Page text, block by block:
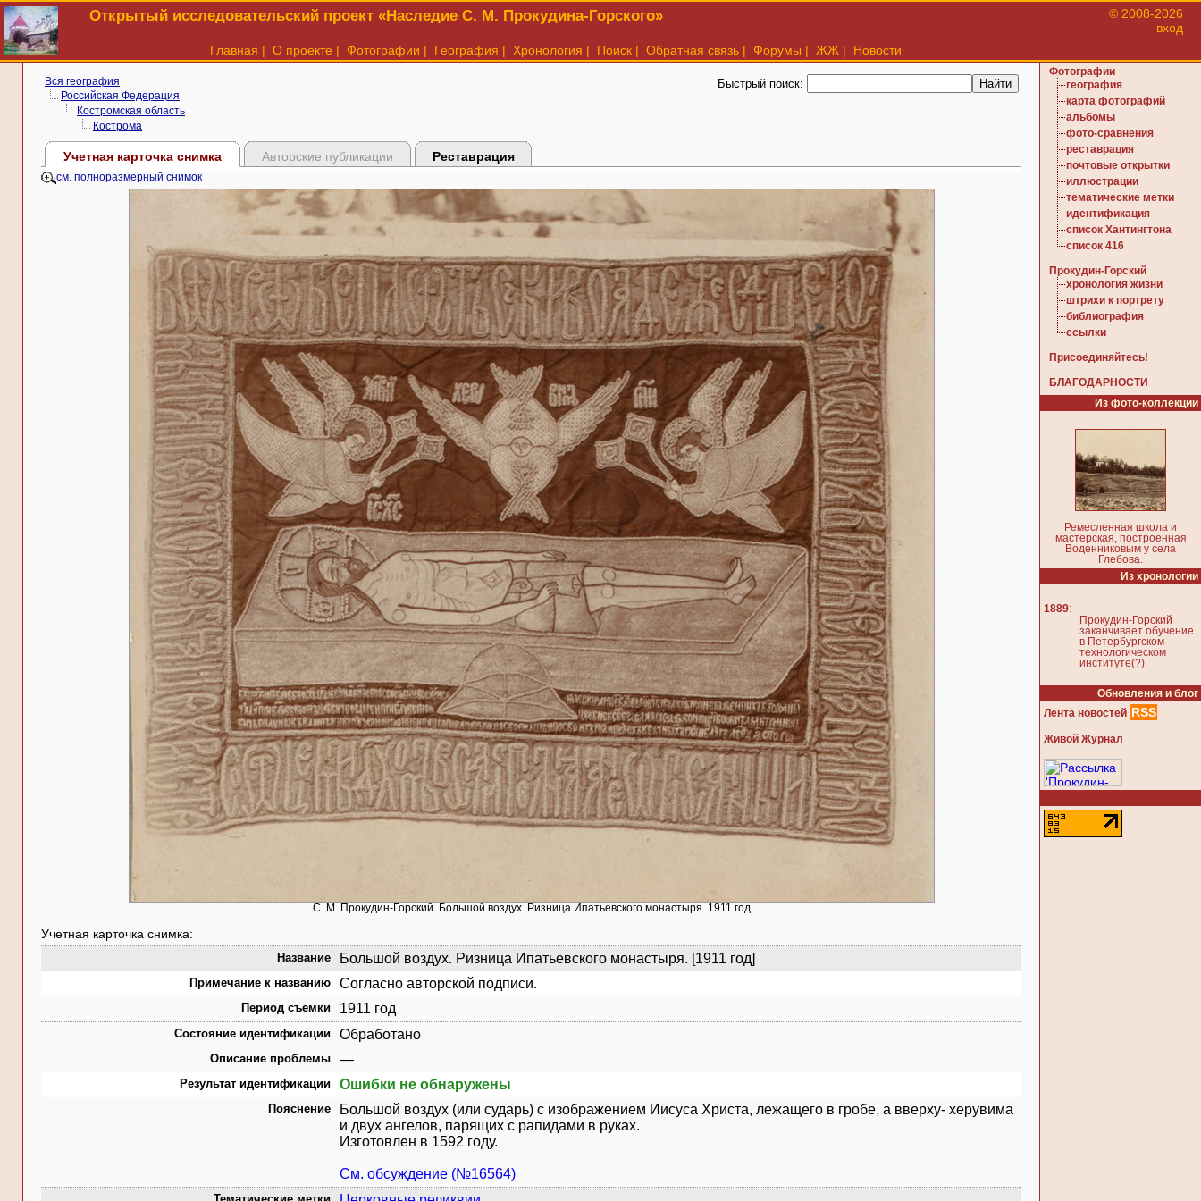
Открытый исследовательский проект «Наследие С. М. Прокудина-Горского»
© 2008-2026
вход
Главная | О проекте | Фотографии | География | Хронология | Поиск | Обратная связь | Форумы | ЖЖ | Новости
Вся география
Российская Федерация
Костромская область
Кострома
Быстрый поиск:
Учетная карточка снимка Авторские публикации Реставрация
см. полноразмерный снимок
С. М. Прокудин-Горский. Большой воздух. Ризница Ипатьевского монастыря. 1911 год
Учетная карточка снимка:
Название Большой воздух. Ризница Ипатьевского монастыря. [1911 год]
Примечание к названию Согласно авторской подписи.
Период съемки 1911 год
Состояние идентификации Обработано
Описание проблемы —
Результат идентификации Ошибки не обнаружены
Пояснение
Большой воздух (или сударь) с изображением Иисуса Христа, лежащего в гробе, а вверху- херувима
и двух ангелов, парящих с рапидами в руках.
Изготовлен в 1592 году.
См. обсуждение (№16564)
Фотографии
география
карта фотографий
альбомы
фото-сравнения
реставрация
почтовые открытки
иллюстрации
тематические метки
идентификация
список Хантингтона
список 416
Прокудин-Горский
хронология жизни
штрихи к портрету
библиография
ссылки
Присоединяйтесь!
БЛАГОДАРНОСТИ
Из фото-коллекции
Ремесленная школа и
мастерская, построенная
Воденниковым у села
Глебова.
Из хронологии
1889:
Прокудин-Горский
заканчивает обучение
в Петербургском
технологическом
институте(?)
Обновления и блог
Лента новостей RSS
Живой Журнал